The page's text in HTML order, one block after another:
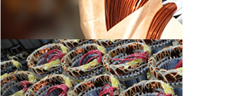
2018/11/01~06 The 29th JAPAN INTERNATIONAL
MACHINE TOOL FAIR